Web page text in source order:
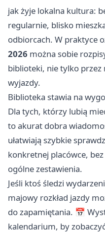
jak żyje lokalna kultura:
regularnie, blisko
odbiorcach. W praktyce
2026 można sobie
biblioteki, nie tylko przez
wyjazdy.
Biblioteka stawia na
Dla tych, którzy lubią
to akurat dobra
ułatwiają szybkie
konkretnej placówce,
ogólne zestawienia.
Jeśli ktoś śledzi
majowy rozkład jazdy
do zapamiętania. 📅
kalendarium, by